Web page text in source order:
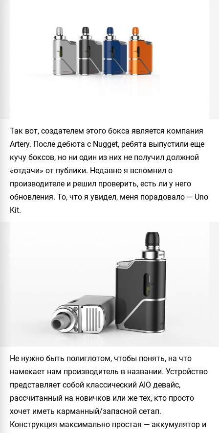
Так вот, создателем этого бокса является компания
Artery. После дебюта с Nugget, ребята выпустили еще
кучу боксов, но ни один из них не получил должной
«отдачи» от публики. Недавно я вспомнил о
производителе и решил проверить, есть ли у него
обновления. То, что я увидел, меня порадовало — Uno
Kit.
Не нужно быть полиглотом, чтобы понять, на что
намекает нам производитель в названии. Устройство
представляет собой классический AIO девайс,
рассчитанный на новичков или же тех, кто просто
хочет иметь карманный/запасной сетап.
Конструкция максимально простая — аккумулятор и